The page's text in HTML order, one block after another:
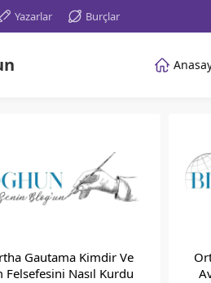
Yazarlar Burçlar
Gautama Kimdir Ve
Felsefesini Nasıl Kurdu